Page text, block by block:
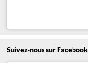
Suivez-nous sur Facebook